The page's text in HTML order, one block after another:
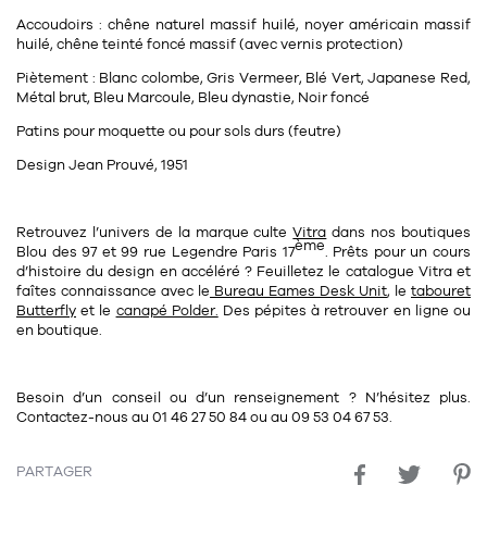
Rideau de douche
Divers
Candélabre
Bougeoirs
accessoire116
Commode
Chevet
Accoudoirs : chêne naturel massif huilé, noyer américain massif
huilé, chêne teinté foncé massif (avec vernis protection)
Piètement : Blanc colombe, Gris Vermeer, Blé Vert, Japanese Red,
Métal brut, Bleu Marcoule, Bleu dynastie, Noir foncé
Patins pour moquette ou pour sols durs (feutre)
Design Jean Prouvé, 1951
Retrouvez l’univers de la marque culteVitra dans nos boutiques
Blou des97 et 99 rue Legendre Paris 17ème. Prêts pour un cours
d’histoire du design en accéléré ? Feuilletez le catalogue Vitra et
faîtes connaissance avec le Bureau Eames Desk Unit, le tabouret
Butterfly et le canapé Polder. Des pépites à retrouver en ligne ou
en boutique.
Besoin d’un conseil ou d’un renseignement ? N’hésitez plus.
Contactez-nous au 01 46 27 50 84ou au 09 53 04 67 53.
PARTAGER